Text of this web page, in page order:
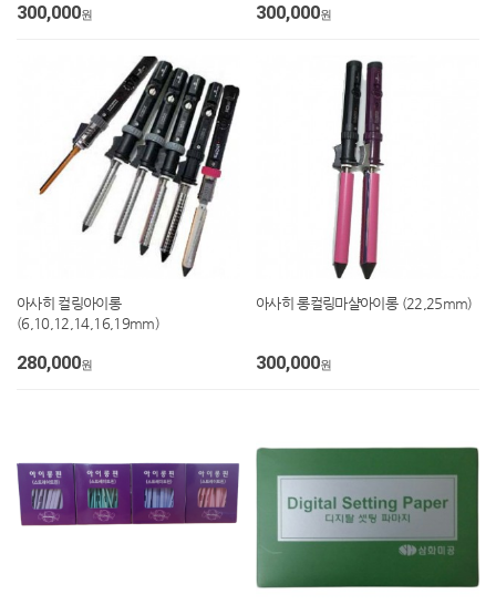
300,000원 300,000원
아사히 컬링아이롱
(6,10,12,14,16,19mm)
280,000원
아사히 롱컬링마샬아이롱 (22,25mm)
300,000원